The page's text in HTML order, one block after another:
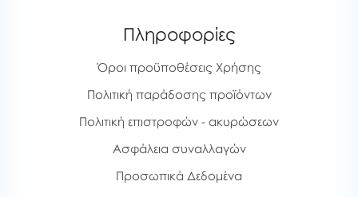
Πληροφορίες
Όροι προϋποθέσεις Χρήσης
Πολιτική παράδοσης προϊόντων
Πολιτική επιστροφών - ακυρώσεων
Ασφάλεια συναλλαγών
Προσωπικά Δεδομένα